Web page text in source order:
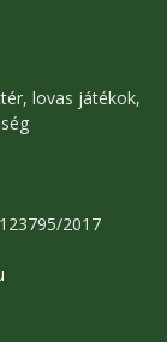
lovas játékok,
2017